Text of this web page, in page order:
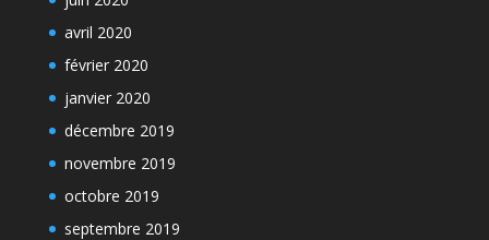
avril 2020
février 2020
janvier 2020
décembre 2019
novembre 2019
octobre 2019
septembre 2019